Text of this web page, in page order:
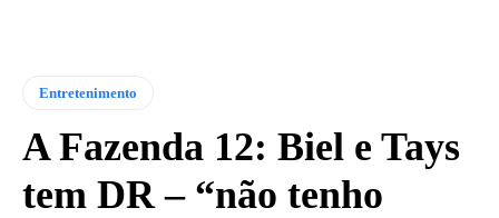
Entretenimento
A Fazenda 12: Biel e Tays
tem DR – “não tenho